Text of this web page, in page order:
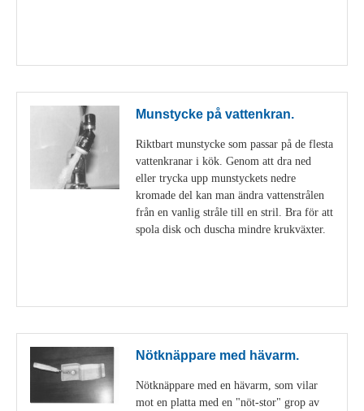
Munstycke på vattenkran.
Riktbart munstycke som passar på de flesta
vattenkranar i kök. Genom att dra ned
eller trycka upp munstyckets nedre
kromade del kan man ändra vattenstrålen
från en vanlig stråle till en stril. Bra för att
spola disk och duscha mindre krukväxter.
Nötknäppare med hävarm.
Nötknäppare med en hävarm, som vilar
mot en platta med en "nöt-stor" grop av